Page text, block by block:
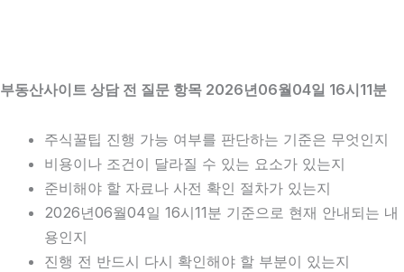
부동산사이트 상담 전 질문 항목 2026년06월04일 16시11분
주식꿀팁 진행 가능 여부를 판단하는 기준은 무엇인지
비용이나 조건이 달라질 수 있는 요소가 있는지
준비해야 할 자료나 사전 확인 절차가 있는지
2026년06월04일 16시11분 기준으로 현재 안내되는 내
용인지
진행 전 반드시 다시 확인해야 할 부분이 있는지